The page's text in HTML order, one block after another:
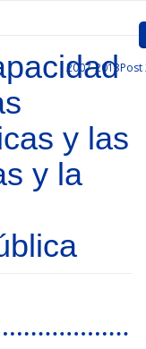
2007-2013Post
y las
y la